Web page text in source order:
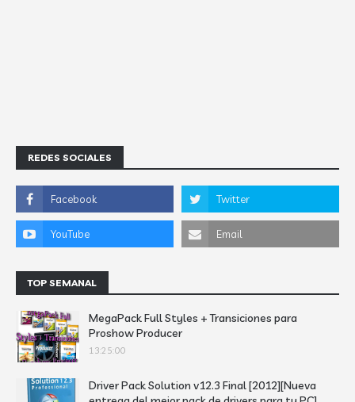
REDES SOCIALES
TOP SEMANAL
MegaPack Full Styles + Transiciones para
Proshow Producer
13:25:00
Driver Pack Solution v12.3 Final [2012][Nueva